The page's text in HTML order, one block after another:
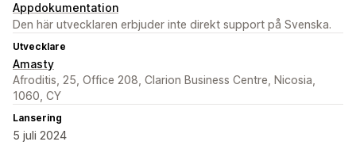
Appdokumentation
Den här utvecklaren erbjuder inte direkt support på Svenska.
Utvecklare
Amasty
Afroditis, 25, Office 208, Clarion Business Centre, Nicosia,
1060, CY
Lansering
5 juli 2024